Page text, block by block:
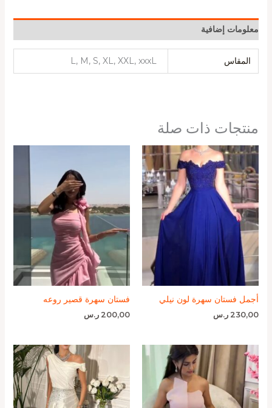
معلومات إضافية
المقاس L, M, S, XL, XXL, xxxL
منتجات ذات صلة
أجمل فستان سهرة لون نيلي
230,00 ر.س
فستان سهرة قصير روعه
200,00 ر.س